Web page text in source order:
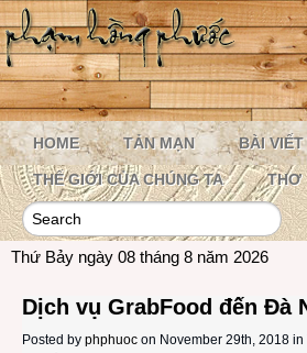
HOME TẢN MẠN BÀI VIẾT
THẾ GIỚI CỦA CHÚNG TA THƠ
Thứ Bảy ngày 08 tháng 8 năm 2026
Dịch vụ GrabFood đến Đà
Posted by phphuoc on November 29th, 2018 in